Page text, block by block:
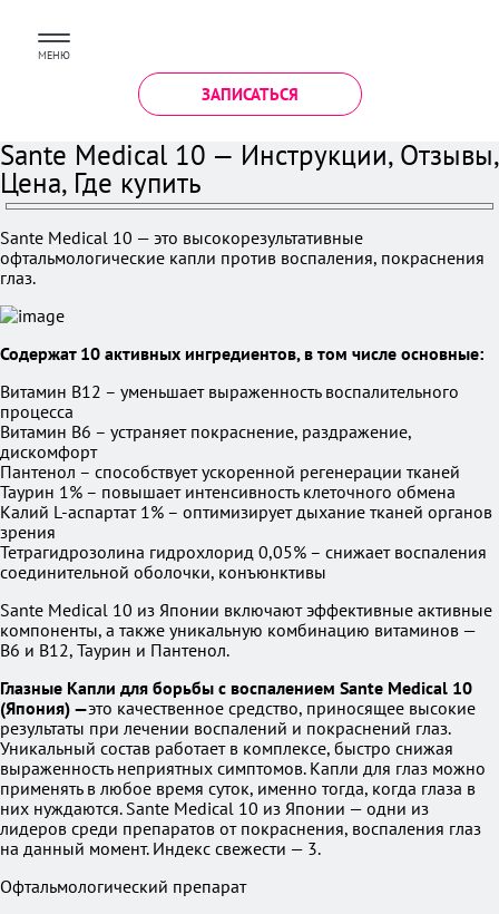
МЕНЮ
ЗАПИСАТЬСЯ
Sante Medical 10 — Инструкции, Отзывы,
Цена, Где купить
Sante Medical 10 — это высокорезультативные
офтальмологические капли против воспаления, покраснения
глаз.
Содержат 10 активных ингредиентов, в том числе основные:
Витамин B12 – уменьшает выраженность воспалительного
процесса
Витамин B6 – устраняет покраснение, раздражение,
дискомфорт
Пантенол – способствует ускоренной регенерации тканей
Таурин 1% – повышает интенсивность клеточного обмена
Калий L-аспартат 1% – оптимизирует дыхание тканей органов
зрения
Тетрагидрозолина гидрохлорид 0,05% – снижает воспаления
соединительной оболочки, конъюнктивы
Sante Medical 10 из Японии включают эффективные активные
компоненты, а также уникальную комбинацию витаминов —
В6 и B12, Таурин и Пантенол.
Глазные Капли для борьбы с воспалением Sante Medical 10
(Япония) —это качественное средство, приносящее высокие
результаты при лечении воспалений и покраснений глаз.
Уникальный состав работает в комплексе, быстро снижая
выраженность неприятных симптомов. Капли для глаз можно
применять в любое время суток, именно тогда, когда глаза в
них нуждаются. Sante Medical 10 из Японии — одни из
лидеров среди препаратов от покраснения, воспаления глаз
на данный момент. Индекс свежести — 3.
Офтальмологический препарат